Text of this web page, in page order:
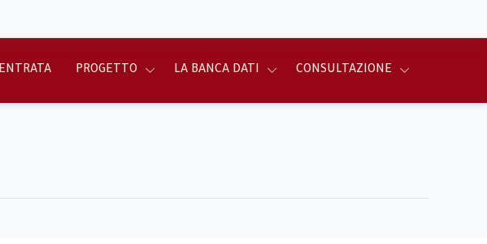
PROGETTO LA BANCA DATI CONSULTAZIONE